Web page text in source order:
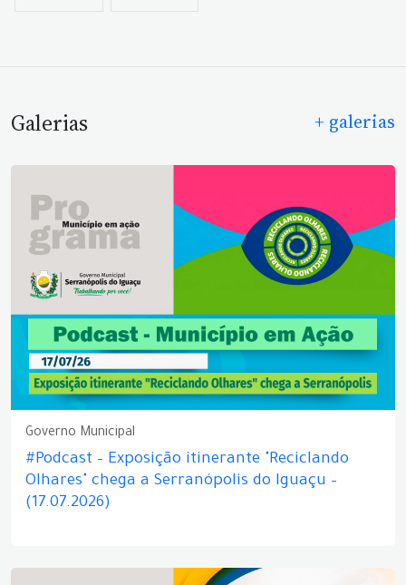
Galerias + galerias
Governo Municipal
#Podcast – Exposição itinerante "Reciclando
Olhares" chega a Serranópolis do Iguaçu –
(17.07.2026)